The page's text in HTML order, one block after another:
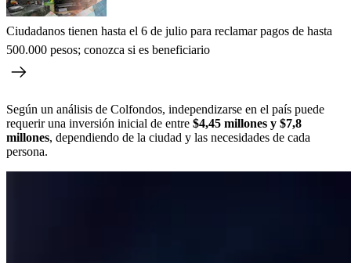
Ciudadanos tienen hasta el 6 de julio para reclamar pagos de hasta
500.000 pesos; conozca si es beneficiario
Según un análisis de Colfondos, independizarse en el país puede
requerir una inversión inicial de entre $4,45 millones y $7,8
millones, dependiendo de la ciudad y las necesidades de cada
persona.